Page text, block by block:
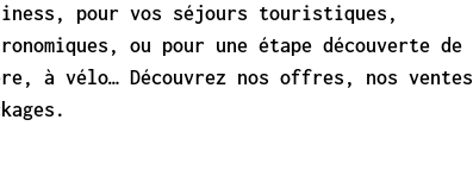
pour vos séjours touristiques,
ou pour une étape découverte de
à vélo… Découvrez nos offres, nos ventes